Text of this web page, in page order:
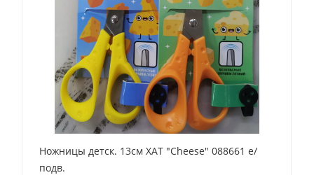
Ножницы детск. 13см ХАТ "Cheese" 088661 е/
подв.